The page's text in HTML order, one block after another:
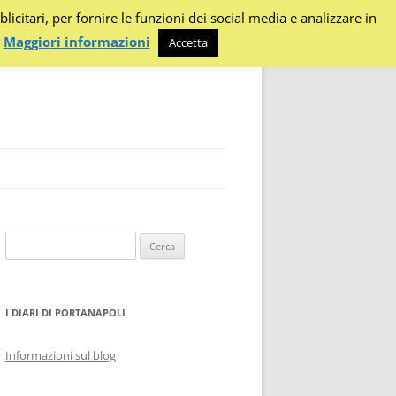
per:
I DIARI DI PORTANAPOLI
Informazioni sul blog
per fornire le funzioni dei social media e analizzare in
Maggiori informazioni Accetta